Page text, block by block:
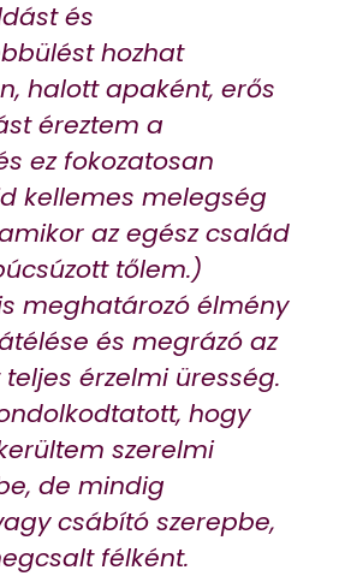
és
hozhat
halott apaként, erős
éreztem a
ez fokozatosan
kellemes melegség
az egész család
tőlem.)
meghatározó élmény
és megrázó az
érzelmi üresség.
hogy
szerelmi
de mindig
csábító szerepbe,
félként.